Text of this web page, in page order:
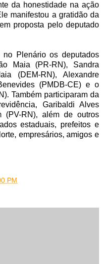
da honestidade na ação
manifestou a gratidão da
proposta pelo deputado
no Plenário os deputados
Maia (PR-RN), Sandra
(DEM-RN), Alexandre
(PMDB-CE) e o
Também participaram da
Garibaldi Alves
(PV-RN), além de outros
estaduais, prefeitos e
empresários, amigos e
PM